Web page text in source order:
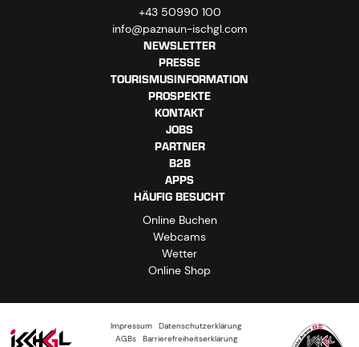
+43 50990 100
info@paznaun-ischgl.com
NEWSLETTER
PRESSE
TOURISMUSINFORMATION
PROSPEKTE
KONTAKT
JOBS
PARTNER
B2B
APPS
HÄUFIG BESUCHT
Online Buchen
Webcams
Wetter
Online Shop
Impressum
Datenschutzerklärung
AGBs
Barrierefreiheitserklärung